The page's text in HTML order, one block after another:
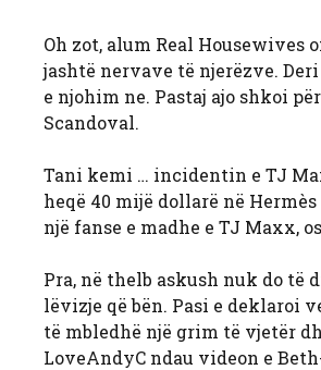
Oh zot, alum Real Housewives
jashtë nervave të njerëzve.
e njohim ne. Pastaj ajo shkoi
Scandoval.
Tani kemi … incidentin e TJ
heqë 40 mijë dollarë në
një fanse e madhe e TJ Maxx,
Pra, në thelb askush nuk do të
lëvizje që bën. Pasi e deklaroi
të mbledhë një grim të vjetër
LoveAndyC ndau videon e